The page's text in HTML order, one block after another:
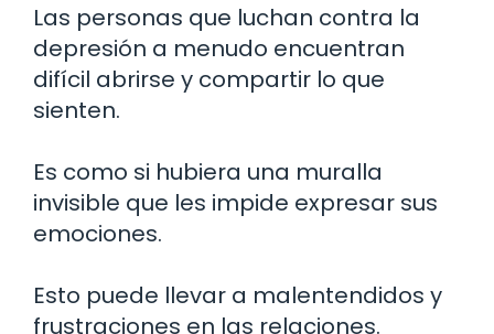
Las personas que luchan contra la
depresión a menudo encuentran
difícil abrirse y compartir lo que
sienten.
Es como si hubiera una muralla
invisible que les impide expresar sus
emociones.
Esto puede llevar a malentendidos y
frustraciones en las relaciones.